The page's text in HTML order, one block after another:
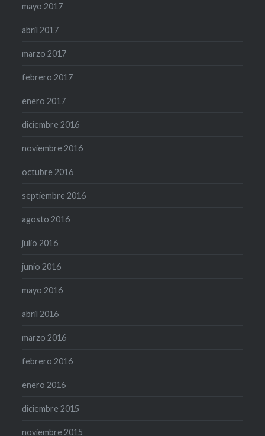
mayo 2017
abril 2017
marzo 2017
febrero 2017
enero 2017
diciembre 2016
noviembre 2016
octubre 2016
septiembre 2016
agosto 2016
julio 2016
junio 2016
mayo 2016
abril 2016
marzo 2016
febrero 2016
enero 2016
diciembre 2015
noviembre 2015